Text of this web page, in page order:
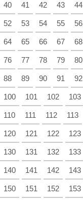
40 41 42 43 44
52 53 54 55 56
64 65 66 67 68
76 77 78 79 80
88 89 90 91 92
100 101 102 103
110 111 112 113
120 121 122 123
130 131 132 133
140 141 142 143
150 151 152 153